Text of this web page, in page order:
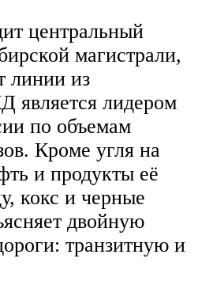
центральный
магистрали,
линии из
является лидером
по объемам
Кроме угля на
и продукты её
кокс и черные
двойную
транзитную и